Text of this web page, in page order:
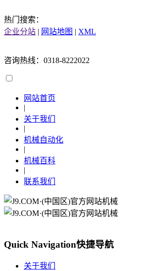
热门搜索：
企业分站 | 网站地图 | XML
咨询热线：0318-8222022
网站首页
|
关于我们
|
机械自动化
|
机械百科
|
联系我们
Quick Navigation快捷导航
关于我们